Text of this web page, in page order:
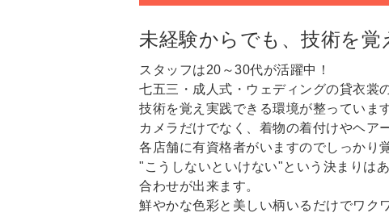
未経験からでも、技術を覚
スタッフは20～30代が活躍中！
七五三・成人式・ウェディングの貸衣裳
技術を覚え実践できる環境が整っています
カメラだけでなく、着物の着付けやヘア
各店舗に有資格者がいますのでしっかり
"こうしないといけない"という決まりは
合わせが出来ます。
鮮やかな色彩と美しい柄いるだけでワク